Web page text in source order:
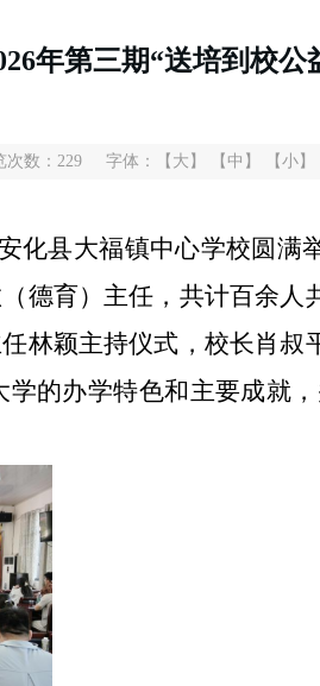
年第三期“送培到校公
次数： 229 字体： 【大】 【中】 【小】
化县大福镇中心学校圆满
德育）主任，共计百余人
林颖主持仪式，校长肖叔
的办学特色和主要成就